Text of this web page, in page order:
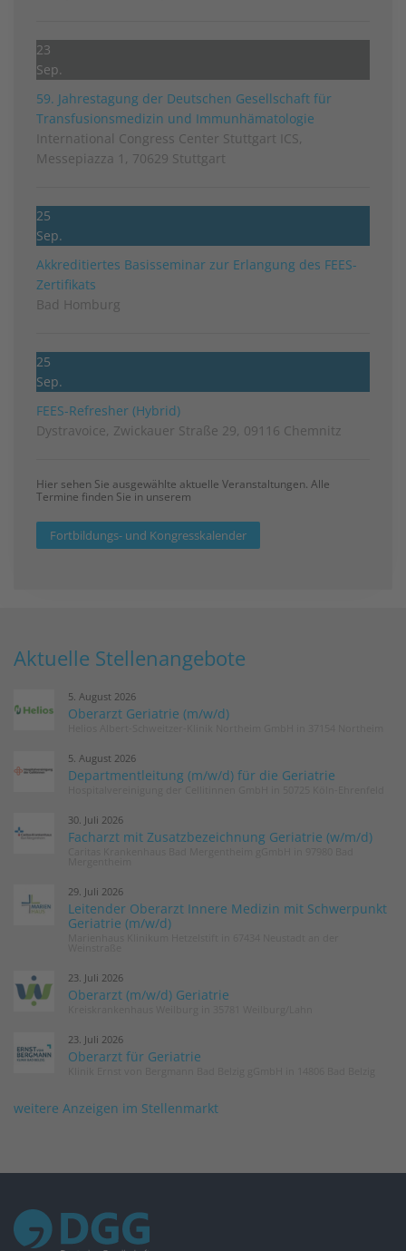
23
Sep.
59. Jahrestagung der Deutschen Gesellschaft für
Transfusionsmedizin und Immunhämatologie
International Congress Center Stuttgart ICS,
Messepiazza 1, 70629 Stuttgart
25
Sep.
Akkreditiertes Basisseminar zur Erlangung des FEES-
Zertifikats
Bad Homburg
25
Sep.
FEES-Refresher (Hybrid)
Dystravoice, Zwickauer Straße 29, 09116 Chemnitz
Hier sehen Sie ausgewählte aktuelle Veranstaltungen. Alle
Termine finden Sie in unserem
Fortbildungs- und Kongresskalender
Aktuelle Stellenangebote
5. August 2026
Oberarzt Geriatrie (m/w/d)
5. August 2026
Departmentleitung (m/w/d) für die Geriatrie
30. Juli 2026
Facharzt mit Zusatzbezeichnung Geriatrie (w/m/d)
29. Juli 2026
Leitender Oberarzt Innere Medizin mit Schwerpunkt
Geriatrie (m/w/d)
23. Juli 2026
Oberarzt (m/w/d) Geriatrie
23. Juli 2026
Oberarzt für Geriatrie
weitere Anzeigen im Stellenmarkt